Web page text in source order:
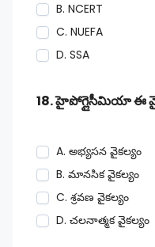
B. NCERT
C. NUEFA
D. SSA
18. హైపోగ్లైసీమియా ఈ
A. అభ్యసన వైకల్యం
B. మానసిక వైకల్యం
C. శ్రవణ వైకల్యం
D. చలనాత్మక వైకల్యం